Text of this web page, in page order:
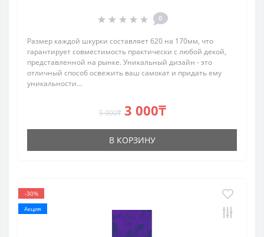
0
Размер каждой шкурки составляет 620 на 170мм, что
гарантирует совместимость практически с любой декой,
представленной на рынке. Уникальный дизайн - это
отличный способ освежить ваш самокат и придать ему
уникальности...
5 000₸ 3 000₸
В КОРЗИНУ
-30%
Акция